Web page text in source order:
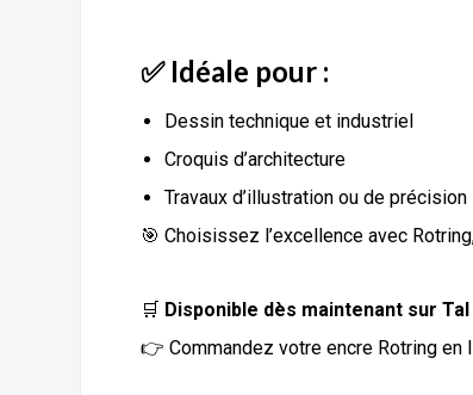
✅ Idéale pour :
Dessin technique et industriel
Croquis d’architecture
Travaux d’illustration ou de précision
🎯 Choisissez l’excellence avec
🛒 Disponible dès maintenant sur
👉 Commandez votre encre Rotring en